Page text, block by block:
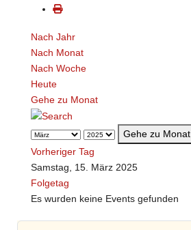
Nach Jahr
Nach Monat
Nach Woche
Heute
Gehe zu Monat
Gehe zu Monat
Vorheriger Tag
Samstag, 15. März 2025
Folgetag
Es wurden keine Events gefunden